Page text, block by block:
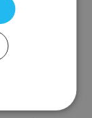
x-hm71
apparatuur
is
met de
u
een